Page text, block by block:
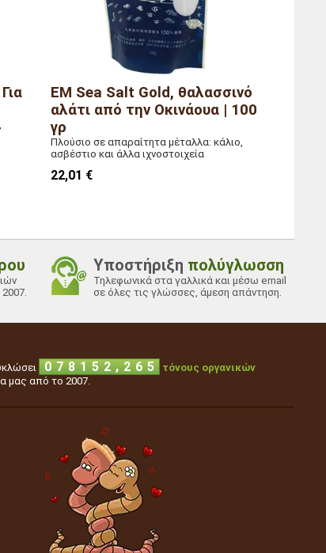
EM Sea Salt Gold, θαλασσινό
αλάτι από την Οκινάουα | 100
γρ
Πλούσιο σε απαραίτητα μέταλλα: κάλιο,
ασβέστιο και άλλα ιχνοστοιχεία
22,01 €
Υποστήριξη πολύγλωσση
Τηλεφωνικά στα γαλλικά και μέσω email
σε όλες τις γλώσσες, άμεση απάντηση.
0 7 8 1 5 2 , 3 0 0
τόνους οργανικών
μας από το 2007.